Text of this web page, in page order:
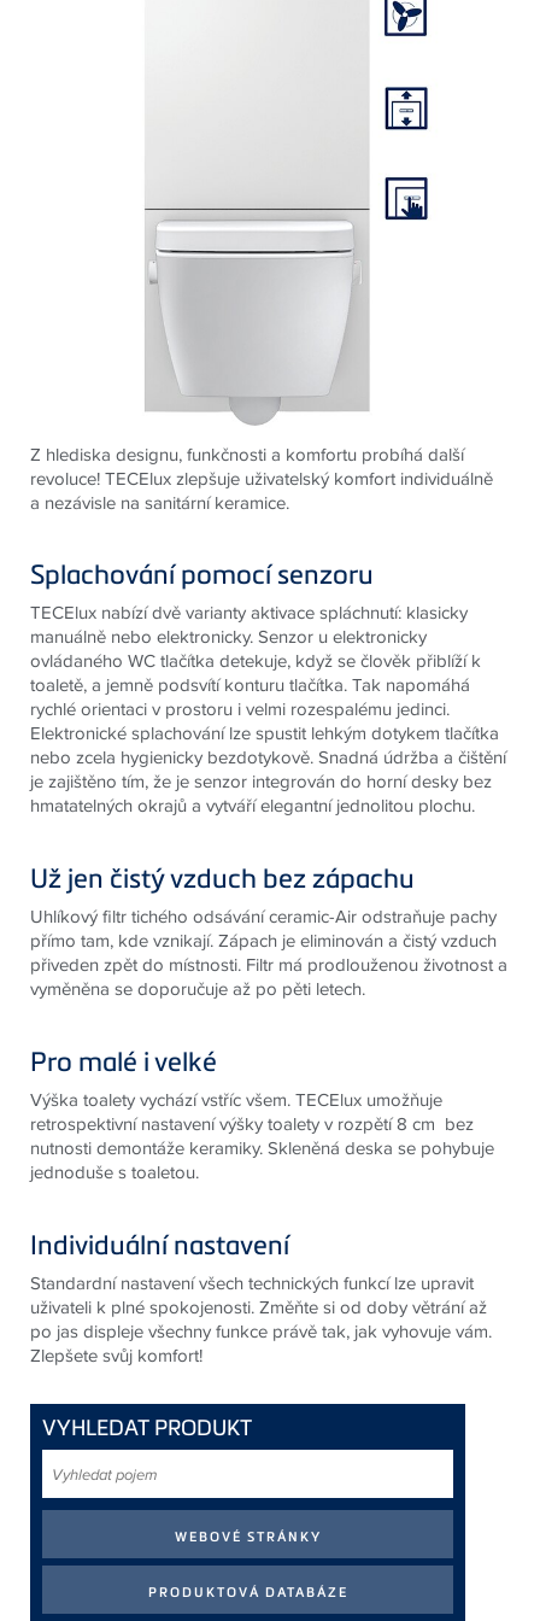
Z hlediska designu, funkčnosti a komfortu probíhá další
revoluce! TECElux zlepšuje uživatelský komfort individuálně
a nezávisle na sanitární keramice.
Splachování pomocí senzoru
TECElux nabízí dvě varianty aktivace spláchnutí: klasicky
manuálně nebo elektronicky. Senzor u elektronicky
ovládaného WC tlačítka detekuje, když se člověk přiblíží k
toaletě, a jemně podsvítí konturu tlačítka. Tak napomáhá
rychlé orientaci v prostoru i velmi rozespalému jedinci.
Elektronické splachování lze spustit lehkým dotykem tlačítka
nebo zcela hygienicky bezdotykově. Snadná údržba a čištění
je zajištěno tím, že je senzor integrován do horní desky bez
hmatatelných okrajů a vytváří elegantní jednolitou plochu.
Už jen čistý vzduch bez zápachu
Uhlíkový filtr tichého odsávání ceramic-Air odstraňuje pachy
přímo tam, kde vznikají. Zápach je eliminován a čistý vzduch
přiveden zpět do místnosti. Filtr má prodlouženou životnost a
vyměněna se doporučuje až po pěti letech.
Pro malé i velké
Výška toalety vychází vstříc všem. TECElux umožňuje
retrospektivní nastavení výšky toalety v rozpětí 8 cm bez
nutnosti demontáže keramiky. Skleněná deska se pohybuje
jednoduše s toaletou.
Individuální nastavení
Standardní nastavení všech technických funkcí lze upravit
uživateli k plné spokojenosti. Změňte si od doby větrání až
po jas displeje všechny funkce právě tak, jak vyhovuje vám.
Zlepšete svůj komfort!
VYHLEDAT PRODUKT
pojem